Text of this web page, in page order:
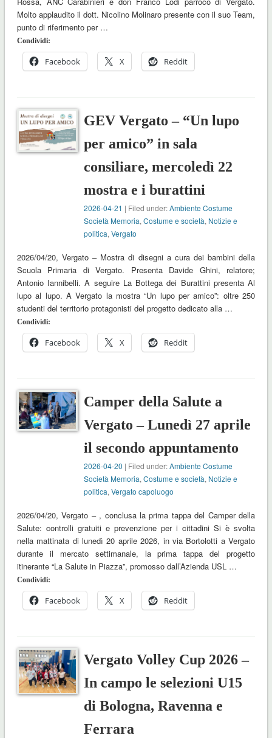
Molto applaudito il dott. Nicolino Molinaro presente con il suo Team,
punto di riferimento per …
Condividi:
Facebook X Reddit
GEV Vergato – “Un lupo
per amico” in sala
consiliare, mercoledì 22
mostra e i burattini
2026-04-21 | Filed under:Ambiente Costume
Società Memoria,Costume e società, Notizie e
politica,Vergato
2026/04/20, Vergato – Mostra di disegni a cura dei bambini della
Scuola Primaria di Vergato. Presenta Davide Ghini, relatore;
Antonio Iannibelli. A seguire La Bottega dei Burattini presenta Al
lupo al lupo. A Vergato la mostra “Un lupo per amico”: oltre 250
studenti del territorio protagonisti del progetto dedicato alla …
Condividi:
Facebook X Reddit
Camper della Salute a
Vergato – Lunedì 27 aprile
il secondo appuntamento
2026-04-20 | Filed under:Ambiente Costume
Società Memoria,Costume e società, Notizie e
politica,Vergato capoluogo
2026/04/20, Vergato – , conclusa la prima tappa del Camper della
Salute: controlli gratuiti e prevenzione per i cittadini Si è svolta
nella mattinata di lunedì 20 aprile 2026, in via Bortolotti a Vergato
durante il mercato settimanale, la prima tappa del progetto
itinerante “La Salute in Piazza”, promosso dall’Azienda USL …
Condividi:
Facebook X Reddit
Vergato Volley Cup 2026 –
In campo le selezioni U15
di Bologna, Ravenna e
Ferrara